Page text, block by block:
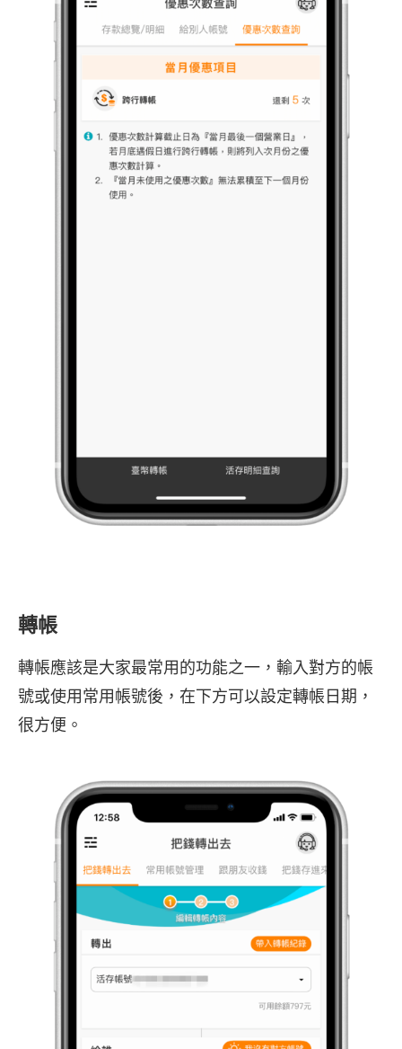
轉帳
轉帳應該是大家最常用的功能之一，輸入對方的帳
號或使用常用帳號後，在下方可以設定轉帳日期，
很方便。